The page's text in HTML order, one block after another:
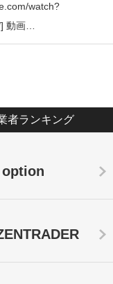
watch?
動画…
者ランキング
option